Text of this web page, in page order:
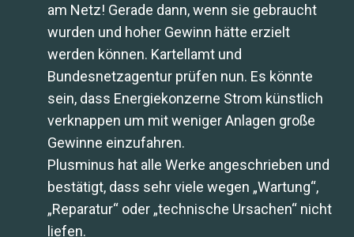
am Netz! Gerade dann, wenn sie gebraucht
wurden und hoher Gewinn hätte erzielt
werden können. Kartellamt und
Bundesnetzagentur prüfen nun. Es könnte
sein, dass Energiekonzerne Strom künstlich
verknappen um mit weniger Anlagen große
Gewinne einzufahren.
Plusminus hat alle Werke angeschrieben und
bestätigt, dass sehr viele wegen „Wartung“,
„Reparatur“ oder „technische Ursachen“ nicht
liefen.